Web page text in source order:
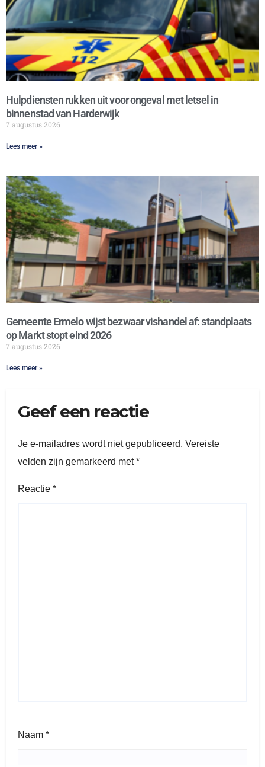
Hulpdiensten rukken uit voor ongeval met letsel in
binnenstad van Harderwijk
7 augustus 2026
Lees meer »
Gemeente Ermelo wijst bezwaar vishandel af: standplaats
op Markt stopt eind 2026
7 augustus 2026
Lees meer »
Geef een reactie
Je e-mailadres wordt niet gepubliceerd. Vereiste
velden zijn gemarkeerd met*
Reactie *
Naam *